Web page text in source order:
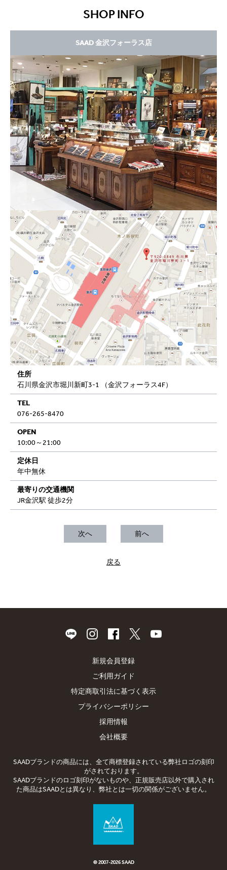
SHOP INFO
SAAD 金沢フォーラス店
住所
石川県金沢市堀川新町3-1 （金沢フォーラス4F）
TEL
076-265-8470
OPEN
10:00～21:00
定休日
年中無休
最寄りの交通機関
JR金沢駅 徒歩2分
次へ 前へ
戻る
新規会員登録
ご利用ガイド
特定商取引法に基づく表示
プライバシーポリシー
採用情報
会社概要
SAADブランドの商品には、全て商標登録されている弊社ロゴの刻印
がされております。
SAADブランドのロゴ刻印がないものや、正規販売店以外で購入され
た商品はSAADとは異なり、弊社とは一切の関係がございません。
© 2007-2026 SAAD
© 2007-2026 SAAD